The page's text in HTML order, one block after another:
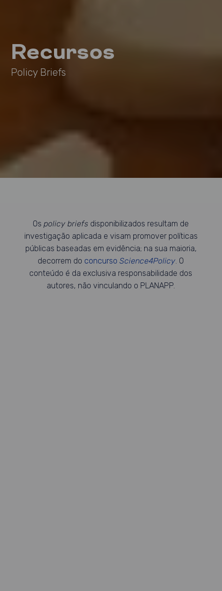
Recursos
Policy Briefs
Os policy briefs disponibilizados resultam de
investigação aplicada e visam promover políticas
públicas baseadas em evidência; na sua maioria,
decorrem do concursoScience4Policy. O
conteúdo é da exclusiva responsabilidade dos
autores, não vinculando o PLANAPP.